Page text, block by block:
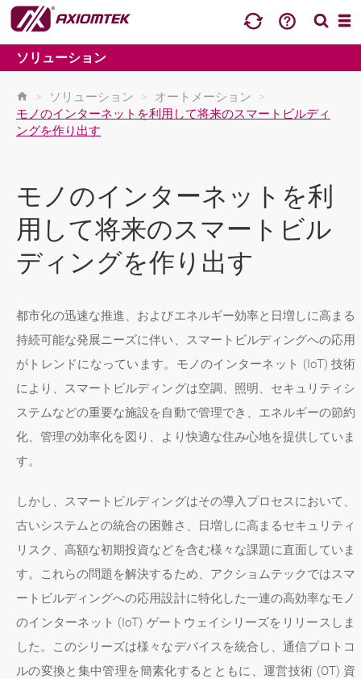
ソリューション
> ソリューション > オートメーション
>
モノのインターネットを利用して将来のスマートビルディ
ングを作り出す
モノのインターネットを利
用して将来のスマートビル
ディングを作り出す
都市化の迅速な推進、およびエネルギー効率と日増しに高まる
持続可能な発展ニーズに伴い、スマートビルディングへの応用
がトレンドになっています。モノのインターネット (IoT) 技術
により、スマートビルディングは空調、照明、セキュリティシ
ステムなどの重要な施設を自動で管理でき、エネルギーの節約
化、管理の効率化を図り、より快適な住み心地を提供していま
す。
しかし、スマートビルディングはその導入プロセスにおいて、
古いシステムとの統合の困難さ、日増しに高まるセキュリティ
リスク、高額な初期投資などを含む様々な課題に直面していま
す。これらの問題を解決するため、アクショムテックではスマ
ートビルディングへの応用設計に特化した一連の高効率なモノ
のインターネット (IoT) ゲートウェイシリーズをリリースしま
した。このシリーズは様々なデバイスを統合し、通信プロトコ
ルの変換と集中管理を簡素化するとともに、運営技術 (OT) 資